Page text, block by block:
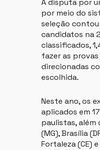
A disputa por
por meio do
seleção contou
candidatos na
classificados,
fazer as
direcionadas
escolhida.
Neste ano, os
aplicados em
paulistas, além
(MG), Brasília
Fortaleza (CE)